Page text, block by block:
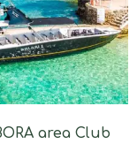
area Club